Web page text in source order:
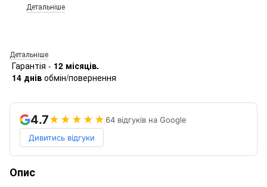
Детальніше
Детальніше
Гарантія - 12 місяців.
14 днів обмін/повернення
4.7★★★★★64 відгуків на Google
Дивитись відгуки
Опис